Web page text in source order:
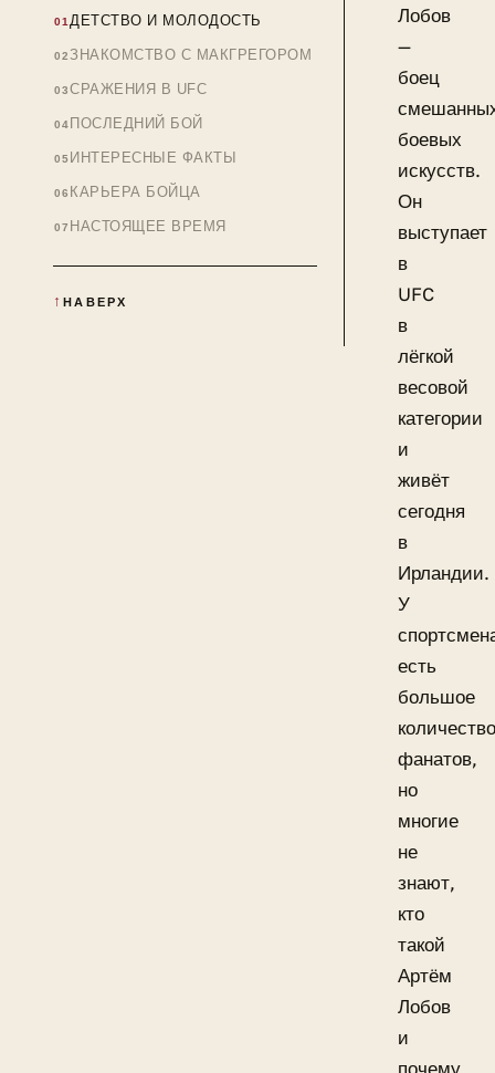
ДЕТСТВО И МОЛОДОСТЬ
ЗНАКОМСТВО С МАКГРЕГОРОМ
СРАЖЕНИЯ В UFC
ПОСЛЕДНИЙ БОЙ
ИНТЕРЕСНЫЕ ФАКТЫ
КАРЬЕРА БОЙЦА
НАСТОЯЩЕЕ ВРЕМЯ
НАВЕРХ
Лобов
—
боец
боевых
искусств.
Он
выступает
в
UFC
в
лёгкой
весовой
категории
и
живёт
сегодня
в
Ирландии.
У
есть
большое
количество
фанатов,
но
многие
не
знают,
кто
такой
Артём
Лобов
и
почему